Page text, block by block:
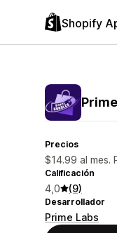
Shopify
Precios
$14.99 al mes.
Calificación
4,0 (9)
Desarrollador
Prime Labs